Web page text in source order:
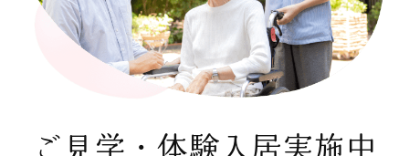
ご見学・体験入居実施中